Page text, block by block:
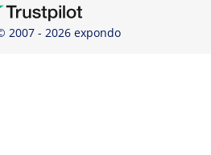
2007 - 2026 expondo